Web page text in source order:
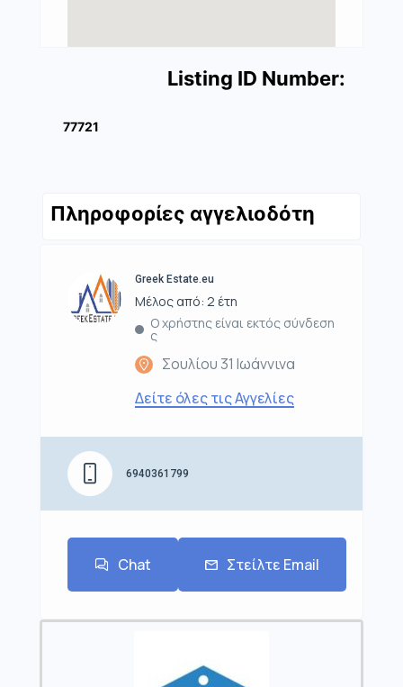
Listing ID Number:
77721
Πληροφορίες αγγελιοδότη
Greek Estate.eu
Μέλος από: 2 έτη
Ο χρήστης είναι εκτός σύνδεση
ς
Σουλίου 31 Ιωάννινα
Δείτε όλες τις Αγγελίες
6940361799
Chat Στείλτε Email